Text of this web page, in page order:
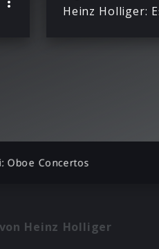
Oboe Concertos
Heinz Holliger